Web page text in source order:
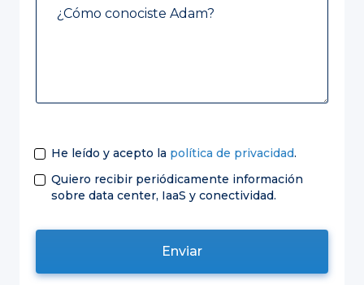
He leído y acepto la política de privacidad.
Quiero recibir periódicamente información
sobre data center, IaaS y conectividad.